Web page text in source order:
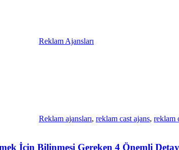
Reklam Ajansları
Reklam ajansları, reklam cast ajans, reklam
İçin Bilinmesi Gereken 4 Önemli Detay